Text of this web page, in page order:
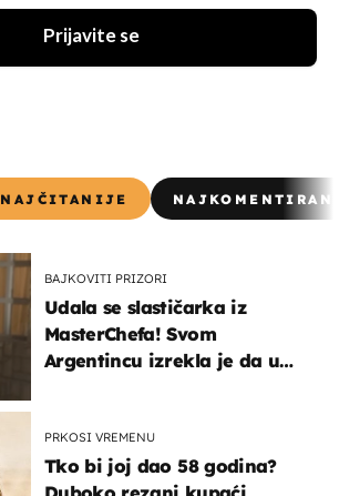
Prijavite se
NAJČITANIJE
BAJKOVITI PRIZORI
Udala se slastičarka iz
MasterChefa! Svom
Argentincu izrekla je da u
PRKOSI VREMENU
Tko bi joj dao 58 godina?